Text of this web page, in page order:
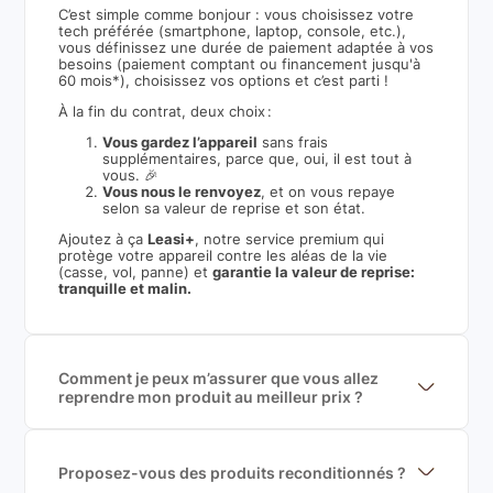
C’est simple comme bonjour : vous choisissez votre
tech préférée (smartphone, laptop, console, etc.),
vous définissez une durée de paiement adaptée à vos
besoins (paiement comptant ou financement jusqu'à
60 mois*), choisissez vos options et c’est parti !
À la fin du contrat, deux choix :
Vous gardez l’appareil sans frais
supplémentaires, parce que, oui, il est tout à
vous. 🎉
Vous nous le renvoyez, et on vous repaye
selon sa valeur de reprise et son état.
Ajoutez à ça Leasi+, notre service premium qui
protège votre appareil contre les aléas de la vie
(casse, vol, panne) etgarantie la valeur de reprise:
tranquille et malin.
Comment je peux m’assurer que vous allez
reprendre mon produit au meilleur prix ?
garantir le meilleur prix de rachat. De plus, nous
sommes rémunéré à la commission sur la valeur de
Proposez-vous des produits reconditionnés ?